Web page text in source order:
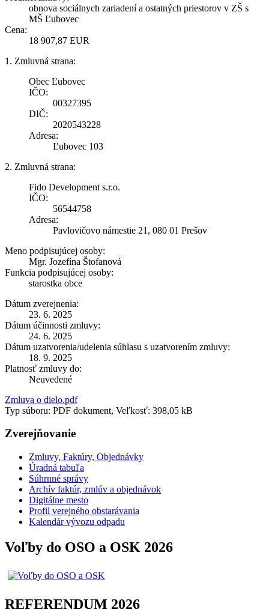
obnova sociálnych zariadení a ostatných priestorov v ZŠ s
MŠ Ľubovec
Cena:
18 907,87 EUR
1. Zmluvná strana:
Obec Ľubovec
IČO:
00327395
DIČ:
2020543228
Adresa:
Ľubovec 103
2. Zmluvná strana:
Fido Development s.r.o.
IČO:
56544758
Adresa:
Pavlovičovo námestie 21, 080 01 Prešov
Meno podpisujúcej osoby:
Mgr. Jozefína Štofanová
Funkcia podpisujúcej osoby:
starostka obce
Dátum zverejnenia:
23. 6. 2025
Dátum účinnosti zmluvy:
24. 6. 2025
Dátum uzatvorenia/udelenia súhlasu s uzatvorením zmluvy:
18. 9. 2025
Platnosť zmluvy do:
Neuvedené
Zmluva o dielo.pdf
Typ súboru: PDF dokument, Veľkosť: 398,05 kB
Zverejňovanie
Zmluvy, Faktúry, Objednávky
Úradná tabuľa
Súhrnné správy
Archív faktúr, zmlúv a objednávok
Digitálne mesto
Profil verejného obstarávania
Kalendár vývozu odpadu
Voľby do OSO a OSK 2026
REFERENDUM 2026